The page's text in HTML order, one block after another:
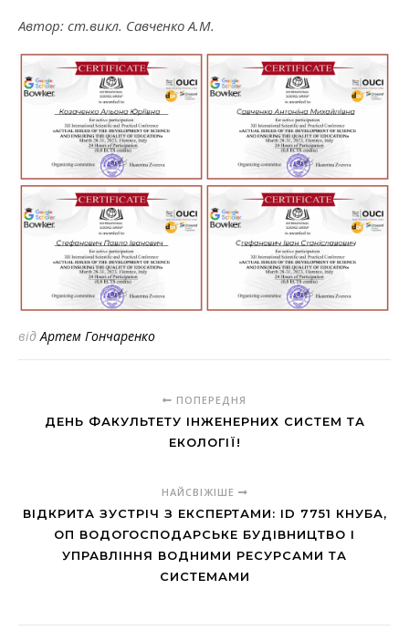
Автор: ст.викл. Савченко А.М.
від Артем Гончаренко
ПОПЕРЕДНЯ
ДЕНЬ ФАКУЛЬТЕТУ ІНЖЕНЕРНИХ СИСТЕМ ТА
ЕКОЛОГІЇ!
НАЙСВІЖІШЕ
ВІДКРИТА ЗУСТРІЧ З ЕКСПЕРТАМИ: ID 7751 КНУБА,
ОП ВОДОГОСПОДАРСЬКЕ БУДІВНИЦТВО І
УПРАВЛІННЯ ВОДНИМИ РЕСУРСАМИ ТА
СИСТЕМАМИ